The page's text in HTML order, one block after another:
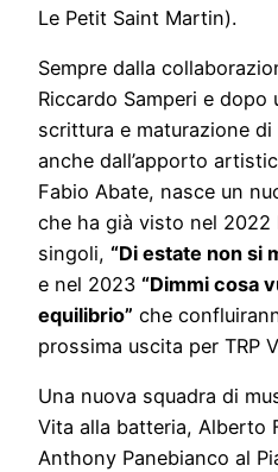
Le Petit Saint Martin).
Sempre dalla
Riccardo Samperi e
scrittura e maturazione
anche dall’apporto
Fabio Abate, nasce un
che ha già visto nel 2022
singoli, “Di estate non si
e nel 2023 “Dimmi cosa
equilibrio” che
prossima uscita per TRP
Una nuova squadra di
Vita alla batteria, Alberto
Anthony Panebianco al